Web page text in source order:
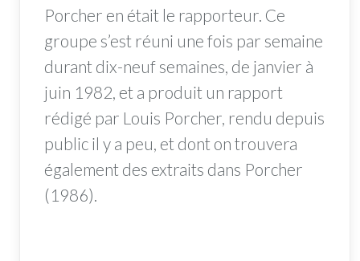
Porcher en était le rapporteur. Ce
groupe s’est réuni une fois par semaine
durant dix-neuf semaines, de janvier à
juin 1982, et a produit un rapport
rédigé par Louis Porcher, rendu depuis
public il y a peu, et dont on trouvera
également des extraits dans Porcher
(1986).